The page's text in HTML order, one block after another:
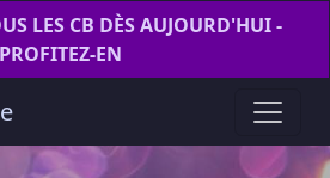
LES CB DÈS AUJOURD'HUI -
PROFITEZ-EN